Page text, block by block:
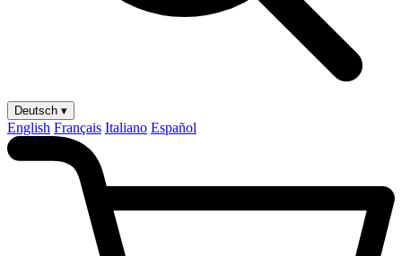
Deutsch ▾
English Français Italiano Español